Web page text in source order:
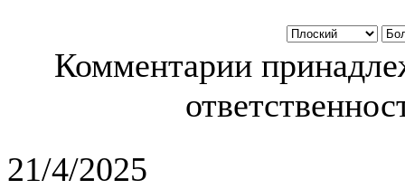
Комментарии
21/4/2025